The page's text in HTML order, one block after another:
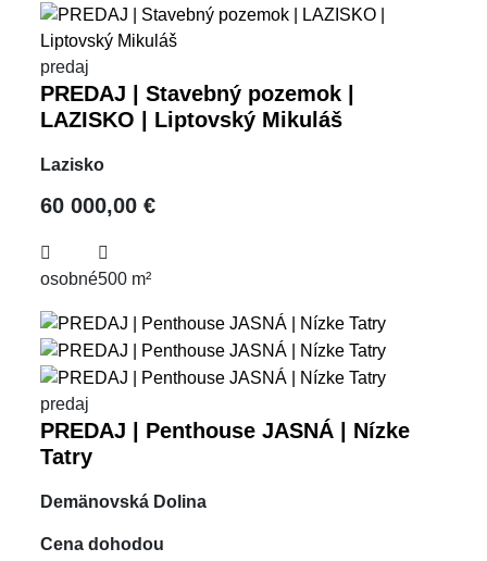
predaj
PREDAJ | Stavebný pozemok |
LAZISKO | Liptovský Mikuláš
Lazisko
60 000,00 €
osobné500 m²
predaj
PREDAJ | Penthouse JASNÁ | Nízke
Tatry
Demänovská Dolina
Cena dohodou